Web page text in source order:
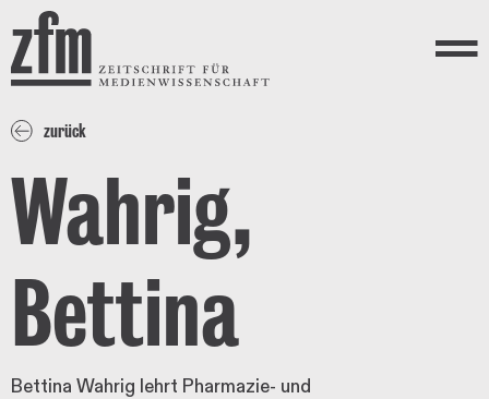
Direkt zum Inhalt
ZEITSCHRIFT FÜR
MEDIENWISSENSCHAFT
Menü
zurück
Wahrig,
Bettina
Bettina Wahrig lehrt Pharmazie- und